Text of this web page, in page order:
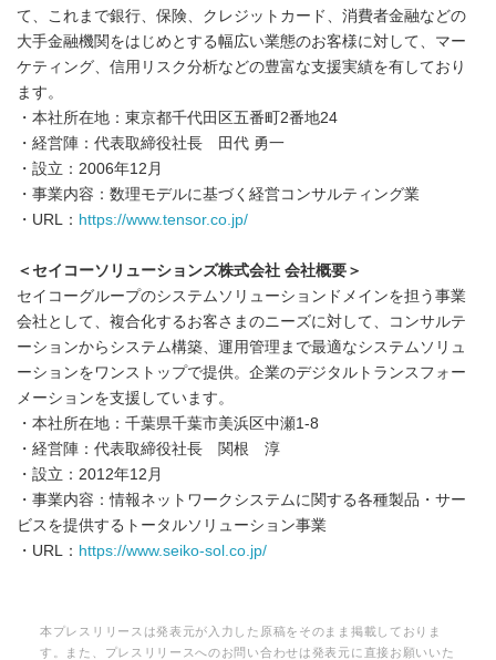
て、これまで銀行、保険、クレジットカード、消費者金融などの
大手金融機関をはじめとする幅広い業態のお客様に対して、マー
ケティング、信用リスク分析などの豊富な支援実績を有しており
ます。
・本社所在地：東京都千代田区五番町2番地24
・経営陣：代表取締役社長 田代 勇一
・設立：2006年12月
・事業内容：数理モデルに基づく経営コンサルティング業
・URL： https://www.tensor.co.jp/
＜セイコーソリューションズ株式会社 会社概要＞
セイコーグループのシステムソリューションドメインを担う事業
会社として、複合化するお客さまのニーズに対して、コンサルテ
ーションからシステム構築、運用管理まで最適なシステムソリュ
ーションをワンストップで提供。企業のデジタルトランスフォー
メーションを支援しています。
・本社所在地：千葉県千葉市美浜区中瀬1-8
・経営陣：代表取締役社長 関根 淳
・設立：2012年12月
・事業内容：情報ネットワークシステムに関する各種製品・サー
ビスを提供するトータルソリューション事業
・URL： https://www.seiko-sol.co.jp/
本プレスリリースは発表元が入力した原稿をそのまま掲載しておりま
す。また、プレスリリースへのお問い合わせは発表元に直接お願いいた